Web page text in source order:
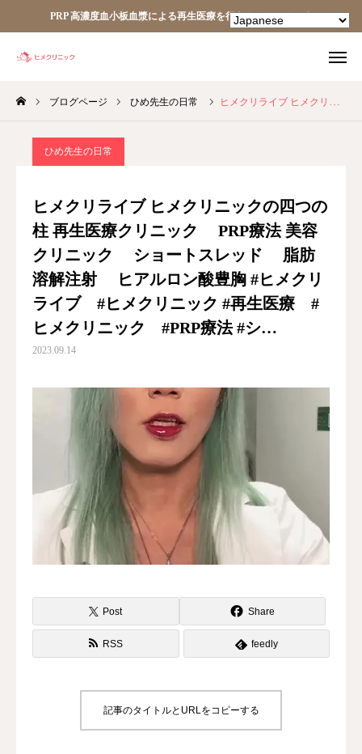
PRP 高濃度血小板血漿による再生医療を行うクリニックです
ブログページ ひめ先生の日常 ヒメクリライブ ヒメクリニックの四つの柱 再生医療クリニック PRP療法 美容クリニック ショートスレッド 脂肪溶解注射 ヒアルロン酸豊胸 #ヒメクリライブ #ヒメクリニック #再生医療 #ヒメクリニック #PRP療法 #シ…
ひめ先生の日常
ヒメクリライブ ヒメクリニックの四つの
柱 再生医療クリニック PRP療法 美容
クリニック ショートスレッド 脂肪
溶解注射 ヒアルロン酸豊胸 #ヒメクリ
ライブ #ヒメクリニック #再生医療 #
ヒメクリニック #PRP療法 #シ…
2023.09.14
Post Share
RSS feedly
記事のタイトルとURLをコピーする
TEL facebook
Instagram
あなたの細胞が、あなたを治す。
ヒメクリニック
ヒメクリニック通信
ニュース
第三種再生医療